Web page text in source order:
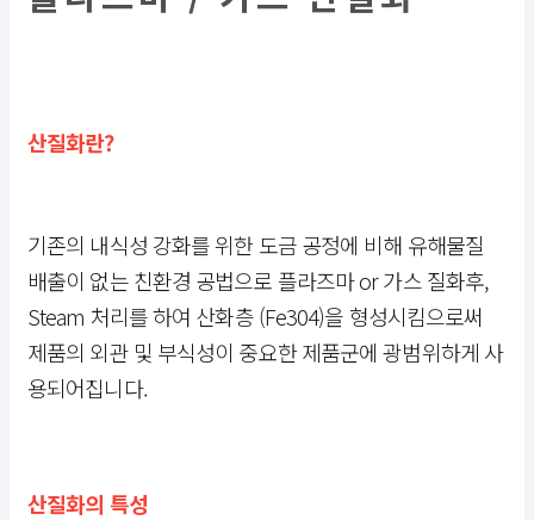
산질화란?
기존의 내식성 강화를 위한 도금 공정에 비해 유해물질
배출이 없는 친환경 공법으로 플라즈마 or 가스 질화후,
Steam 처리를 하여 산화층 (Fe304)을 형성시킴으로써
제품의 외관 및 부식성이 중요한 제품군에 광범위하게 사
용되어집니다.
산질화의 특성